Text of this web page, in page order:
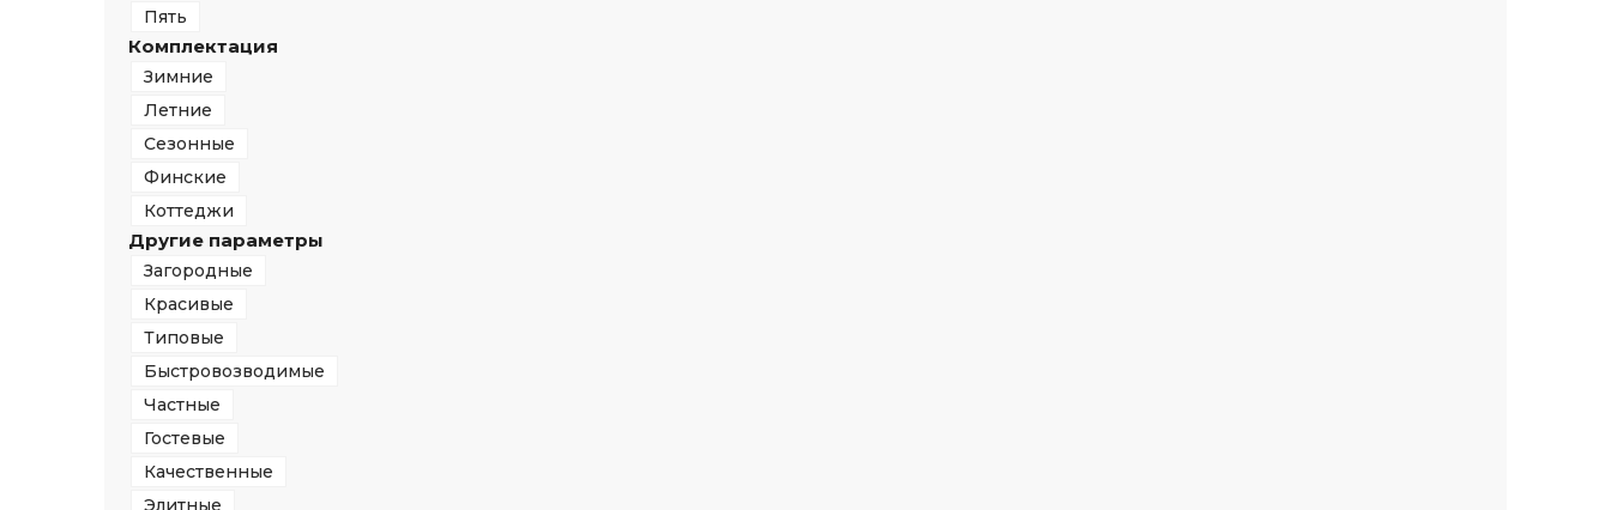
Пять
Комплектация
Зимние
Летние
Сезонные
Финские
Коттеджи
Другие параметры
Загородные
Красивые
Типовые
Быстровозводимые
Частные
Гостевые
Качественные
Элитные